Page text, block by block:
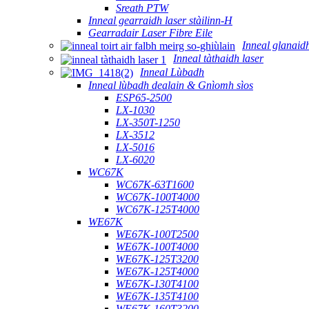
Sreath PTW
Inneal gearraidh laser stàilinn-H
Gearradair Laser Fibre Eile
Inneal
Inneal tàthaidh laser
Inneal Lùbadh
Inneal lùbadh dealain & Gnìomh sìos
ESP65-2500
LX-1030
LX-350T-1250
LX-3512
LX-5016
LX-6020
WC67K
WC67K-63T1600
WC67K-100T4000
WC67K-125T4000
WE67K
WE67K-100T2500
WE67K-100T4000
WE67K-125T3200
WE67K-125T4000
WE67K-130T4100
WE67K-135T4100